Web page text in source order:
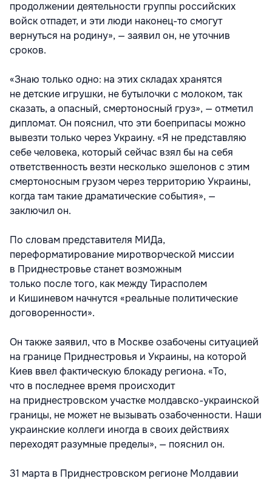
продолжении деятельности группы российских
войск отпадет, и эти люди наконец-то смогут
вернуться на родину», — заявил он, не уточнив
сроков.
«Знаю только одно: на этих складах хранятся
не детские игрушки, не бутылочки с молоком, так
сказать, а опасный, смертоносный груз», — отметил
дипломат. Он пояснил, что эти боеприпасы можно
вывезти только через Украину. «Я не представляю
себе человека, который сейчас взял бы на себя
ответственность везти несколько эшелонов с этим
смертоносным грузом через территорию Украины,
когда там такие драматические события», —
заключил он.
По словам представителя МИДа,
переформатирование миротворческой миссии
в Приднестровье станет возможным
только после того, как между Тирасполем
и Кишиневом начнутся «реальные политические
договоренности».
Он также заявил, что в Москве озабочены ситуацией
на границе Приднестровья и Украины, на которой
Киев ввел фактическую блокаду региона. «То,
что в последнее время происходит
на приднестровском участке молдавско-украинской
границы, не может не вызывать озабоченности. Наши
украинские коллеги иногда в своих действиях
переходят разумные пределы», — пояснил он.
31 марта в Приднестровском регионе Молдавии